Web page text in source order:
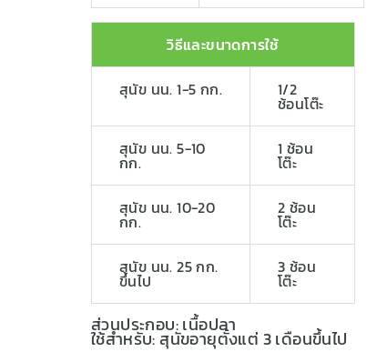
วิธีและขนาดการใช้
สุนัข นน. 1-5 กก. 1/2
ช้อนโต๊ะ
สุนัข นน. 5-10
กก.
1 ช้อน
โต๊ะ
สุนัข นน. 10-20
กก.
2 ช้อน
โต๊ะ
สุนัข นน. 25 กก.
ขึ้นไป
3 ช้อน
โต๊ะ
ส่วนประกอบ: เนื้อปลา
ใช้สำหรับ: สุนัขอายุตั้งแต่ 3 เดือนขึ้นไป